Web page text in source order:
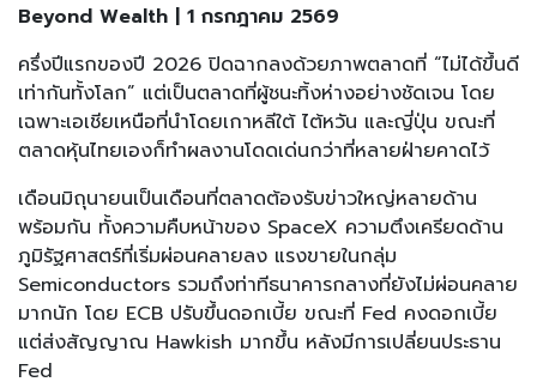
Beyond Wealth | 1 กรกฎาคม 2569
ครึ่งปีแรกของปี 2026 ปิดฉากลงด้วยภาพตลาดที่ “ไม่ได้ขึ้นดี
เท่ากันทั้งโลก” แต่เป็นตลาดที่ผู้ชนะทิ้งห่างอย่างชัดเจน โดย
เฉพาะเอเชียเหนือที่นำโดยเกาหลีใต้ ไต้หวัน และญี่ปุ่น ขณะที่
ตลาดหุ้นไทยเองก็ทำผลงานโดดเด่นกว่าที่หลายฝ่ายคาดไว้
เดือนมิถุนายนเป็นเดือนที่ตลาดต้องรับข่าวใหญ่หลายด้าน
พร้อมกัน ทั้งความคืบหน้าของ SpaceX ความตึงเครียดด้าน
ภูมิรัฐศาสตร์ที่เริ่มผ่อนคลายลง แรงขายในกลุ่ม
Semiconductors รวมถึงท่าทีธนาคารกลางที่ยังไม่ผ่อนคลาย
มากนัก โดย ECB ปรับขึ้นดอกเบี้ย ขณะที่ Fed คงดอกเบี้ย
แต่ส่งสัญญาณ Hawkish มากขึ้น หลังมีการเปลี่ยนประธาน
Fed